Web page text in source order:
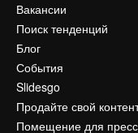
Вакансии
Поиск тенденций
Блог
События
Slidesgo
Продайте свой
Помещение для